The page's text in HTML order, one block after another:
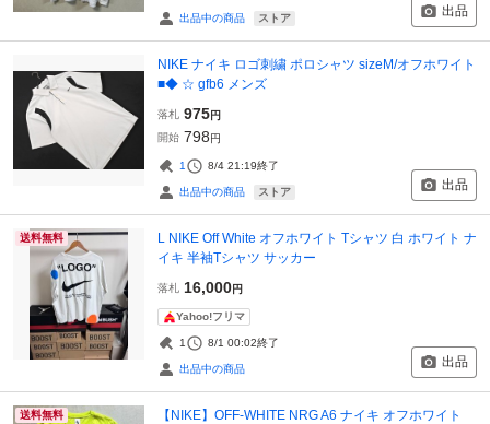
出品中の商品 ストア 出品
NIKE ナイキ ロゴ刺繍 ポロシャツ sizeM/オフホワイト
■◆ ☆ gfb6 メンズ
落札 975円
開始 798円
1 8/4 21:19終了
出品中の商品 ストア 出品
送料無料
L NIKE Off White オフホワイト Tシャツ 白 ホワイト ナ
イキ 半袖Tシャツ サッカー
落札 16,000円
Yahoo!フリマ
1 8/1 00:02終了
出品中の商品 出品
送料無料
【NIKE】OFF-WHITE NRG A6 ナイキ オフホワイト